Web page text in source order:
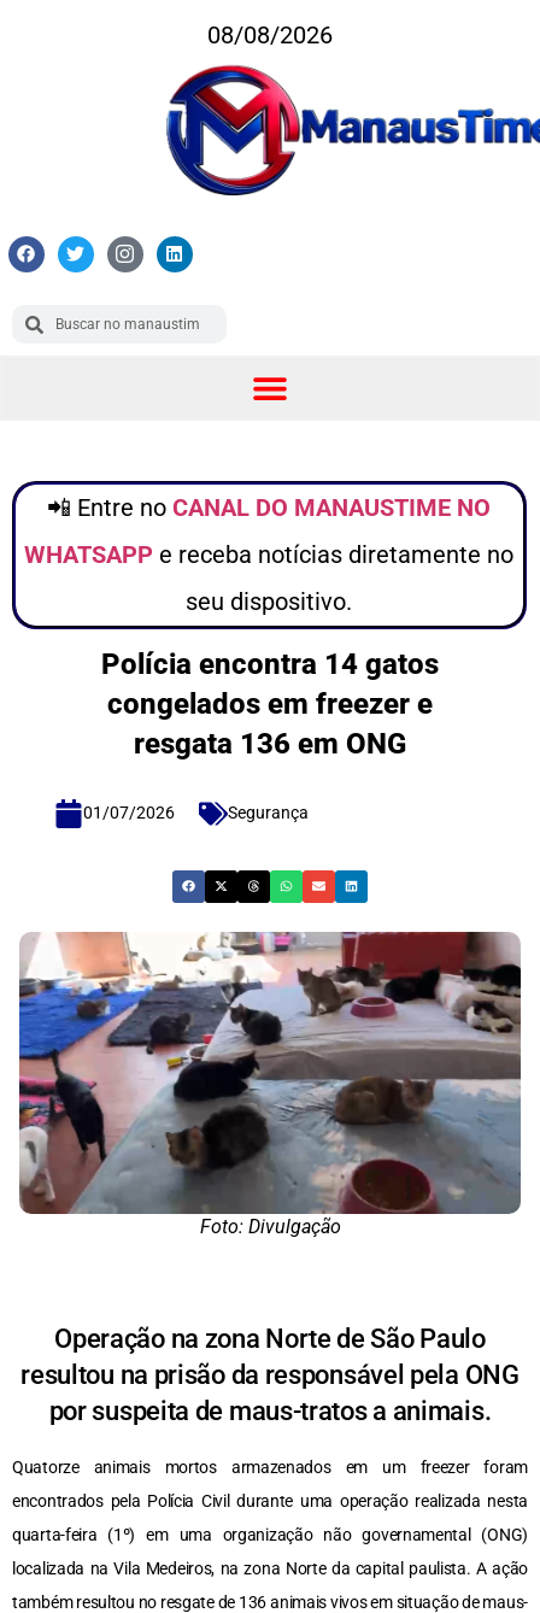
08/08/2026
📲 Entre no CANAL DO MANAUSTIME NO
WHATSAPP e receba notícias diretamente no
seu dispositivo.
Polícia encontra 14 gatos
congelados em freezer e
resgata 136 em ONG
01/07/2026 Segurança
Foto: Divulgação
Operação na zona Norte de São Paulo
resultou na prisão da responsável pela ONG
por suspeita de maus-tratos a animais.
Quatorze animais mortos armazenados em um freezer foram
encontrados pela Polícia Civil durante uma operação realizada nesta
quarta-feira (1º) em uma organização não governamental (ONG)
localizada na Vila Medeiros, na zona Norte da capital paulista. A ação
também resultou no resgate de 136 animais vivos em situação de maus-